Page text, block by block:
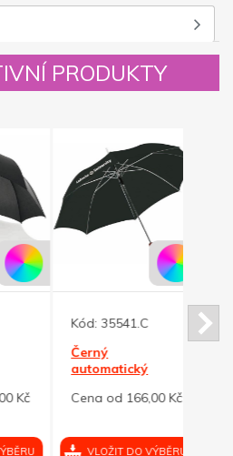
PRODUKTY
Kód:35541.C
Černý
automatický
tvarovaná rukojeť
Cena od 166,00 Kč
VLOŽIT DO VÝBĚRU